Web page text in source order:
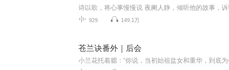
929 149.1万
苍兰诀番外｜后会